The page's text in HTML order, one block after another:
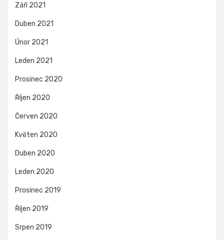
Září 2021
Duben 2021
Únor 2021
Leden 2021
Prosinec 2020
Říjen 2020
Červen 2020
Květen 2020
Duben 2020
Leden 2020
Prosinec 2019
Říjen 2019
Srpen 2019